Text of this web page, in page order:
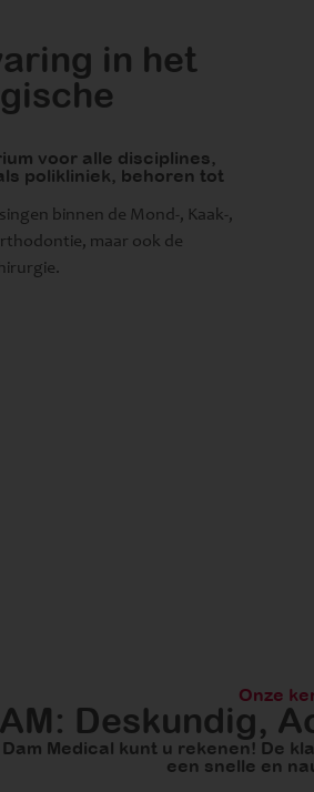
in het
voor alle disciplines,
polikliniek, behoren tot
binnen de Mond-, Kaak-,
maar ook de
Onze
Deskundig,
Dam Medical kunt u rekenen! De
een snelle en